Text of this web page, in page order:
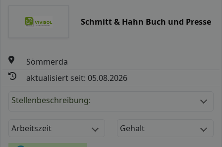
Schmitt & Hahn Buch und Presse
Sömmerda
aktualisiert seit: 05.08.2026
Stellenbeschreibung:
Arbeitszeit Gehalt